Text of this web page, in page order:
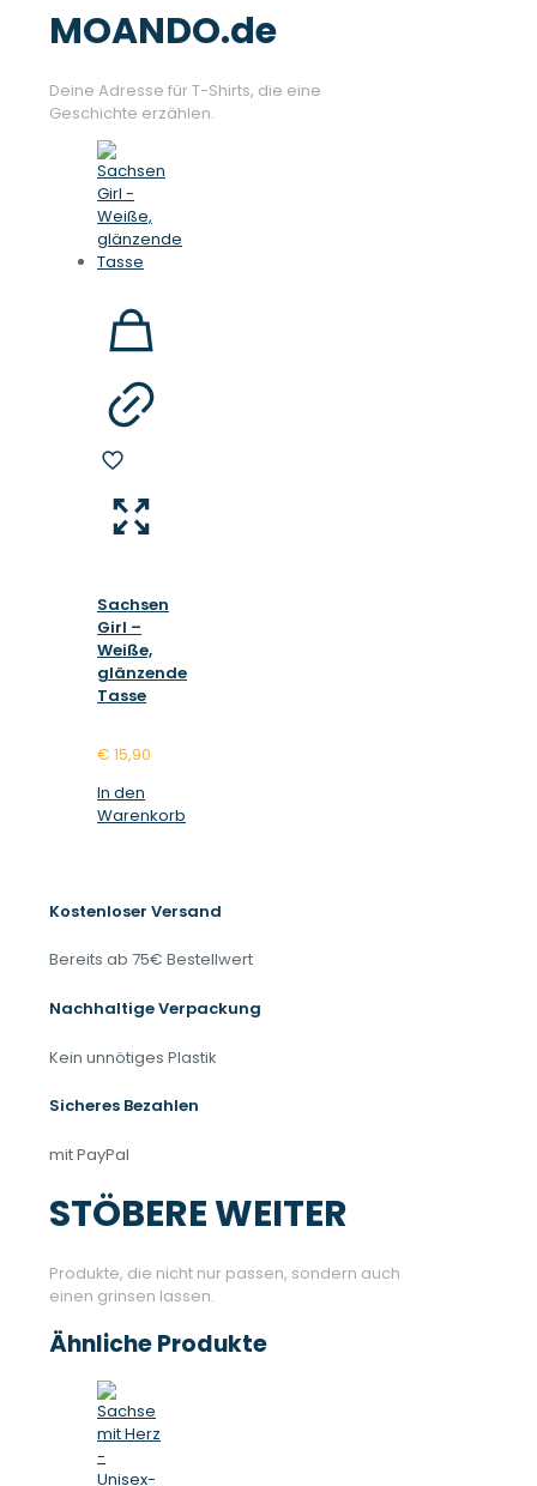
MOANDO.de
Deine Adresse für T-Shirts, die eine
Geschichte erzählen.
Sachsen
Girl –
Weiße,
glänzende
Tasse
€ 15,90
In den
Warenkorb
Kostenloser Versand
Bereits ab 75€ Bestellwert
Nachhaltige Verpackung
Kein unnötiges Plastik
Sicheres Bezahlen
mit PayPal
STÖBERE WEITER
Produkte, die nicht nur passen, sondern auch
einen grinsen lassen.
Ähnliche Produkte